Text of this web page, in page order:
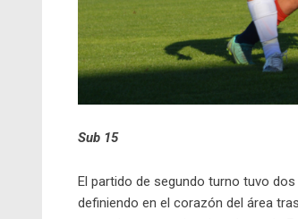
Sub 15
El partido de segundo turno tuvo
definiendo en el corazón del área